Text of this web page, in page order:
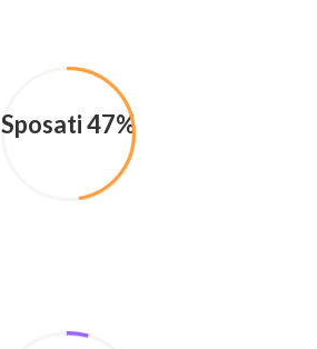
Sposati 47%